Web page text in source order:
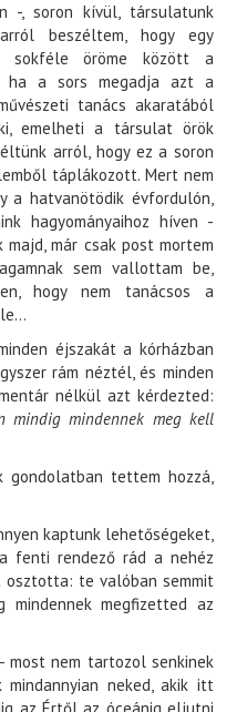
-, soron kívül, társulatunk
beszéltem, hogy egy
sokféle öröme között a
ha a sors megadja azt a
tanács akaratából
emelheti a társulat örök
arról, hogy ez a soron
táplákozott. Mert nem
a hatvanötödik évfordulón,
hagyományaihoz híven -
már csak post mortem
sem vallottam be,
hogy nem tanácsos a
éjszakát a kórházban
rám néztél, és minden
nélkül azt kérdezted:
mindig mindennek meg kell
gondolatban tettem hozzá,
kaptunk lehetőségeket,
fenti rendező rád a nehéz
osztotta: te valóban semmit
mindennek megfizetted az
most nem tartozol senkinek
neked, akik itt